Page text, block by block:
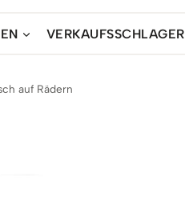
VERKAUFSSCHLAGER
auf Rädern